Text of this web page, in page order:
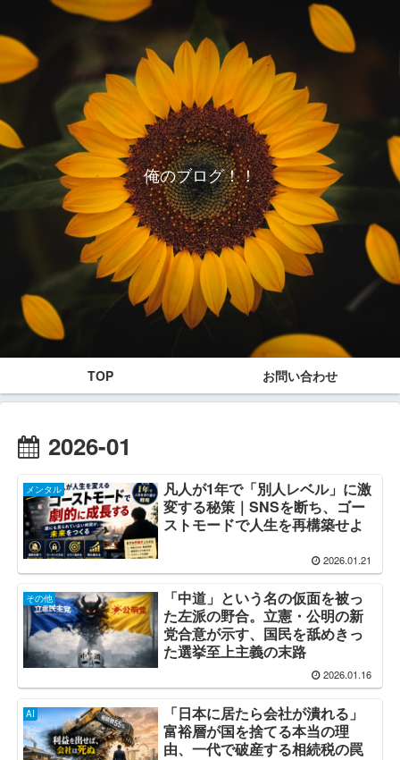
俺のブログ！！
TOP お問い合わせ
2026-01
メンタル
凡人が1年で「別人レベル」に激
変する秘策｜SNSを断ち、ゴー
ストモードで人生を再構築せよ
2026.01.21
その他
「中道」という名の仮面を被っ
た左派の野合。立憲・公明の新
党合意が示す、国民を舐めきっ
た選挙至上主義の末路
2026.01.16
AI
「日本に居たら会社が潰れる」
富裕層が国を捨てる本当の理
由、一代で破産する相続税の罠